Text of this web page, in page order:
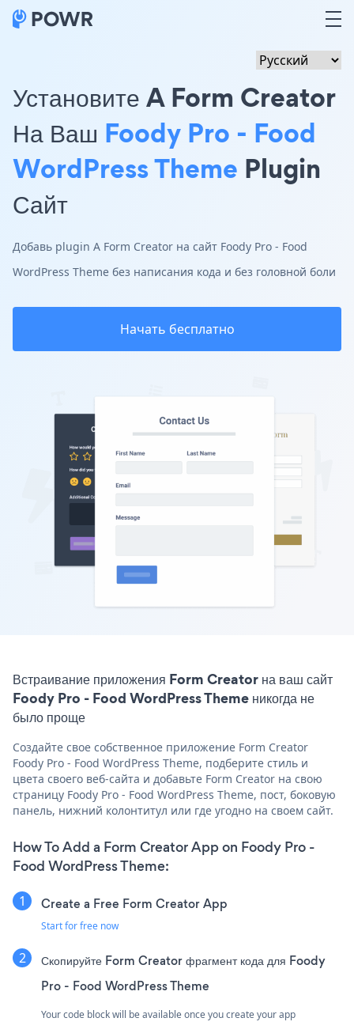
Установите A Form Creator
На Ваш Foody Pro - Food
WordPress Theme Plugin
Сайт
Добавь plugin A Form Creator на сайт Foody Pro - Food
WordPress Theme без написания кода и без головной боли
Начать бесплатно
Встраивание приложения Form Creator на ваш сайт
Foody Pro - Food WordPress Theme никогда не
было проще
Создайте свое собственное приложение Form Creator
Foody Pro - Food WordPress Theme, подберите стиль и
цвета своего веб-сайта и добавьте Form Creator на свою
страницу Foody Pro - Food WordPress Theme, пост, боковую
панель, нижний колонтитул или где угодно на своем сайт.
How To Add a Form Creator App on Foody Pro -
Food WordPress Theme:
Create a Free Form Creator App
Start for free now
Скопируйте Form Creator фрагмент кода для Foody
Pro - Food WordPress Theme
Your code block will be available once you create your app